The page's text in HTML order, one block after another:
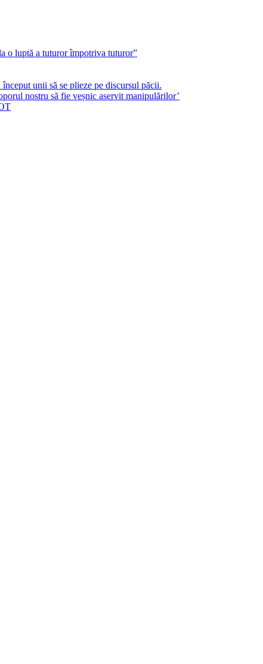
o luptă a tuturor împotriva tuturor”
unii să se plieze pe discursul păcii.
nostru să fie veșnic aservit manipulărilor’